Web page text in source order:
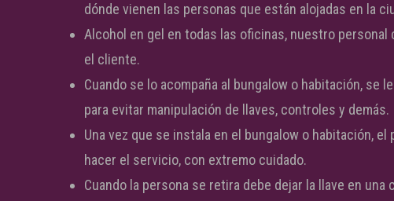
dónde vienen las personas que están alojadas en la
Alcohol en gel en todas las oficinas, nuestro
el cliente.
Cuando se lo acompaña al bungalow o habitación, se
para evitar manipulación de llaves, controles y demás.
Una vez que se instala en el bungalow o habitación,
hacer el servicio, con extremo cuidado.
Cuando la persona se retira debe dejar la llave en